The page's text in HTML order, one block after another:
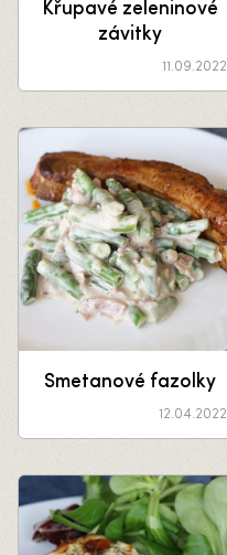
Křupavé zeleninové
závitky
11.09.2022
Smetanové fazolky
12.04.2022